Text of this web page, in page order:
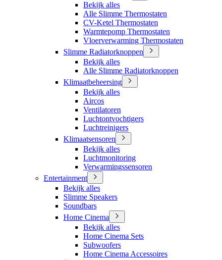
Bekijk alles
Alle Slimme Thermostaten
CV-Ketel Thermostaten
Warmtepomp Thermostaten
Vloerverwarming Thermostaten
Slimme Radiatorknoppen
Bekijk alles
Alle Slimme Radiatorknoppen
Klimaatbeheersing
Bekijk alles
Aircos
Ventilatoren
Luchtontvochtigers
Luchtreinigers
Klimaatsensoren
Bekijk alles
Luchtmonitoring
Verwarmingssensoren
Entertainment
Bekijk alles
Slimme Speakers
Soundbars
Home Cinema
Bekijk alles
Home Cinema Sets
Subwoofers
Home Cinema Accessoires